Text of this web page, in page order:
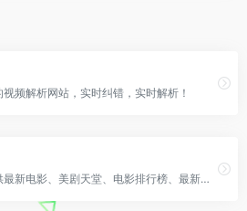
频解析网站，实时纠错，实时解析！
筷子视频，为您提供最新电影、美剧天堂、电影排行榜、最新美剧、韩剧、日剧、泰剧、最快最全的美剧在线视频网站，为广大美剧迷推荐精彩的美剧视频，是广大美剧迷必收藏的美